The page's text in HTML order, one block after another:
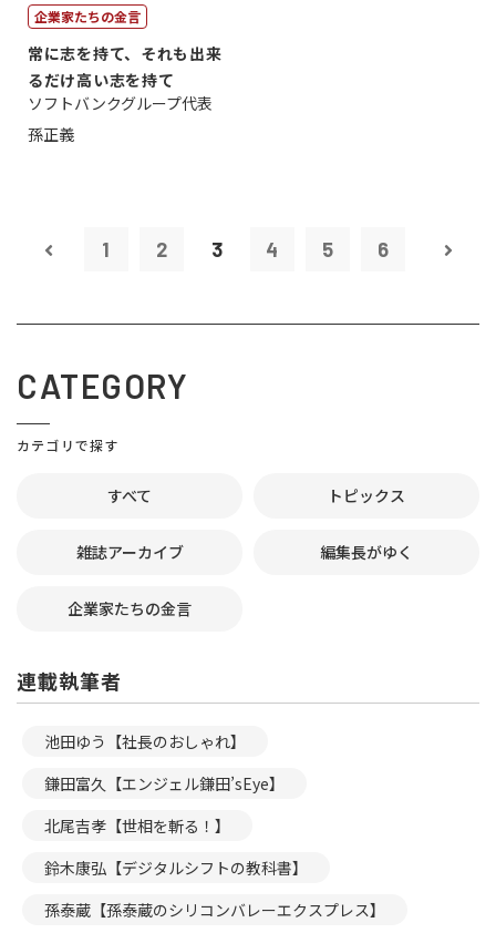
企業家たちの金言
常に志を持て、それも出来
るだけ高い志を持て
ソフトバンクグループ代表
孫正義
1 2 3 4 5 6
CATEGORY
カテゴリで探す
すべて トピックス
雑誌アーカイブ 編集長がゆく
企業家たちの金言
連載執筆者
池田ゆう【社長のおしゃれ】
鎌田富久【エンジェル鎌田’sEye】
北尾吉孝【世相を斬る！】
鈴木康弘【デジタルシフトの教科書】
孫泰蔵【孫泰蔵のシリコンバレーエクスプレス】